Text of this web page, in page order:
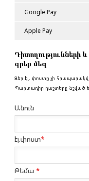
Google Pay
Apple Pay
Դիտողությունների
գրեք մեզ
Ձեր էլ. փոստը չի
Պարտադիր դաշտերը նշված
Անուն
էլ.փոստ*
Թեմա *